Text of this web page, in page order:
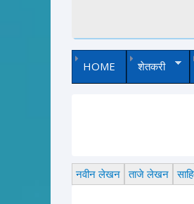
HOME शेतकरी
नवीन लेखन ताजे लेखन